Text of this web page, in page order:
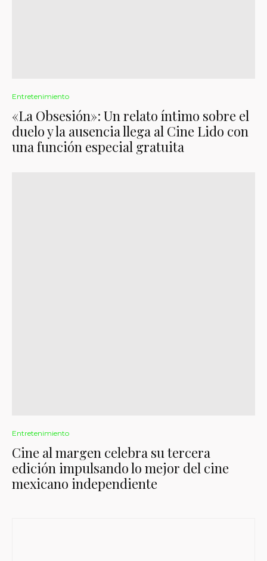
Entretenimiento
«La Obsesión»: Un relato íntimo sobre el
duelo y la ausencia llega al Cine Lido con
una función especial gratuita
Entretenimiento
Cine al margen celebra su tercera
edición impulsando lo mejor del cine
mexicano independiente